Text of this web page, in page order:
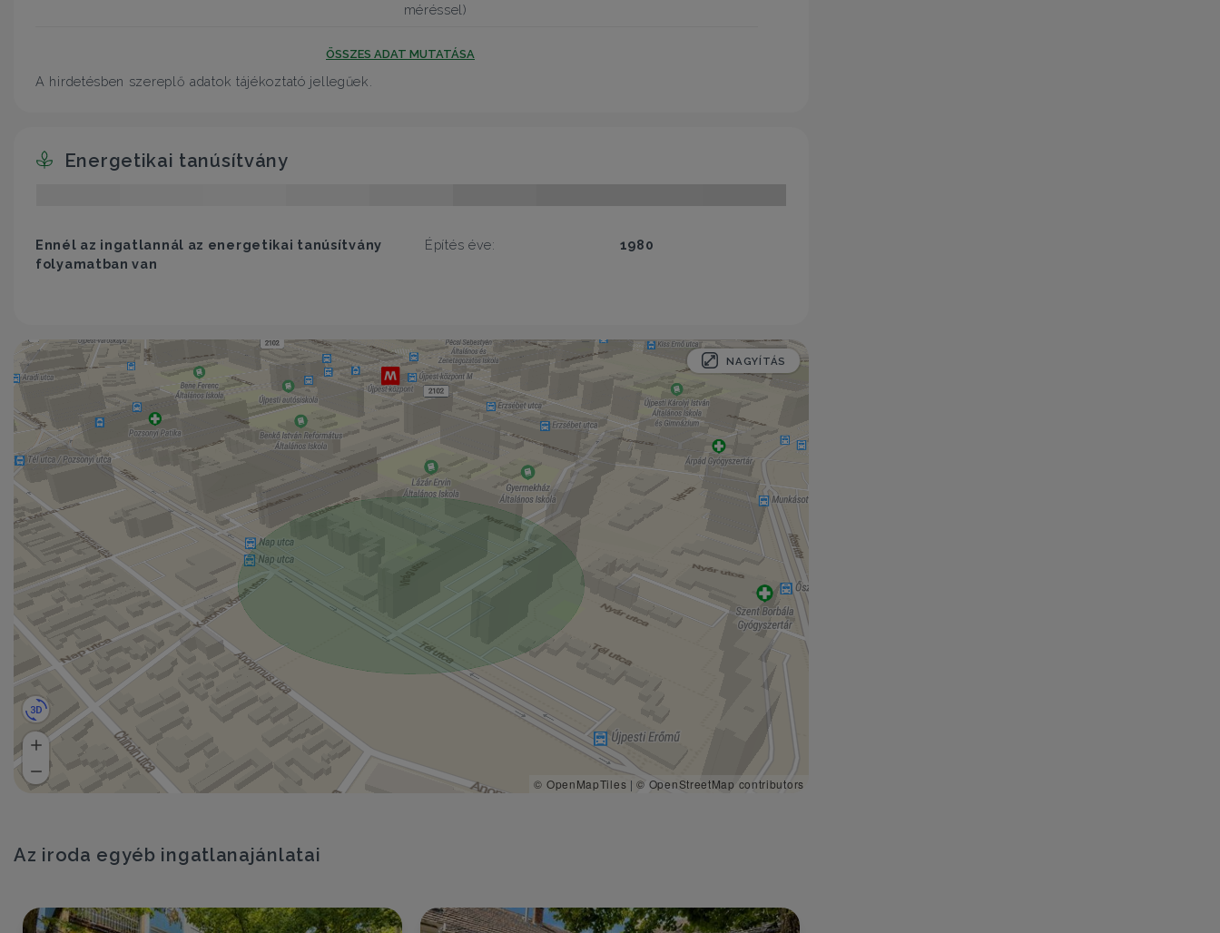
méréssel)
ÖSSZES ADAT MUTATÁSA
A hirdetésben szereplő adatok tájékoztató jellegűek.
Energetikai tanúsítvány
Ennél az ingatlannál az energetikai tanúsítvány
folyamatban van
Építés éve: 1980
NAGYÍTÁS
© OpenMapTiles |© OpenStreetMap contributors
Az iroda egyéb ingatlanajánlatai